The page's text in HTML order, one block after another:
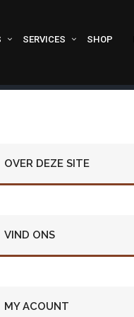
SERVICES SHOP
OVER DEZE SITE
VIND ONS
MY ACOUNT